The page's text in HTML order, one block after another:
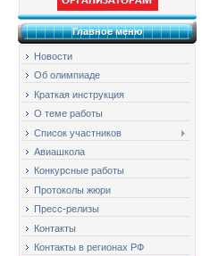
Главное меню
Новости
Об олимпиаде
Краткая инструкция
О теме работы
Список участников
Авиашкола
Конкурсные работы
Протоколы жюри
Пресс-релизы
Контакты
Контакты в регионах РФ